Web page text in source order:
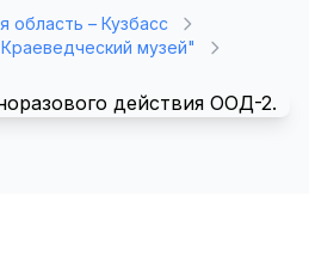
область – Кузбасс
музей"